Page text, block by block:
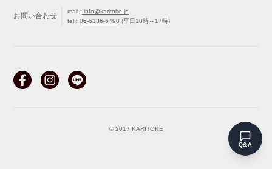
お問い合わせ
mail : info@karitoke.jp
tel :06-6136-6490 (平日10時～17時)
© 2017 KARITOKE
Q&A